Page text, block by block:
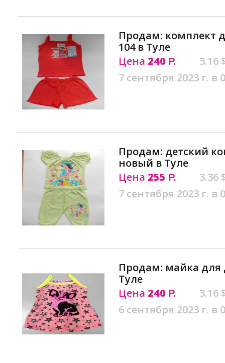
Продам: комплект
104 в Туле
Цена 240 Р.
3.16
7 сентября 2023 г. в
Продам: детский
новый в Туле
Цена 255 Р.
3.36
7 сентября 2023 г. в
Продам: майка для
Туле
Цена 240 Р.
3.16
6 сентября 2023 г. в